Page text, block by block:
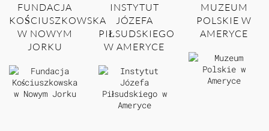
FUNDACJA
KOŚCIUSZKOWSKA
W NOWYM
JORKU
INSTYTUT
JÓZEFA
PIŁSUDSKIEGO
W AMERYCE
MUZEUM
POLSKIE W
AMERYCE